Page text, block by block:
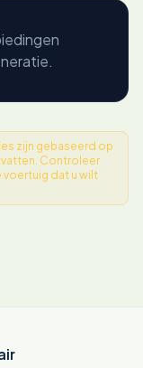
zijn gebaseerd op
Controleer
dat u wilt